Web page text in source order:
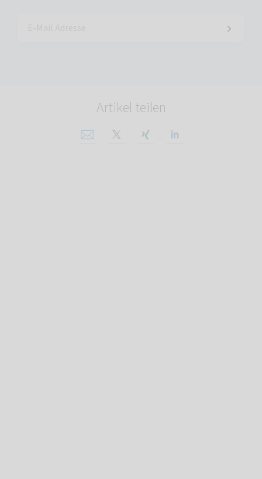
Artikel teilen
Per E-Mail teilen
Auf X teilenAuf Xing teilen
Auf Linkedin